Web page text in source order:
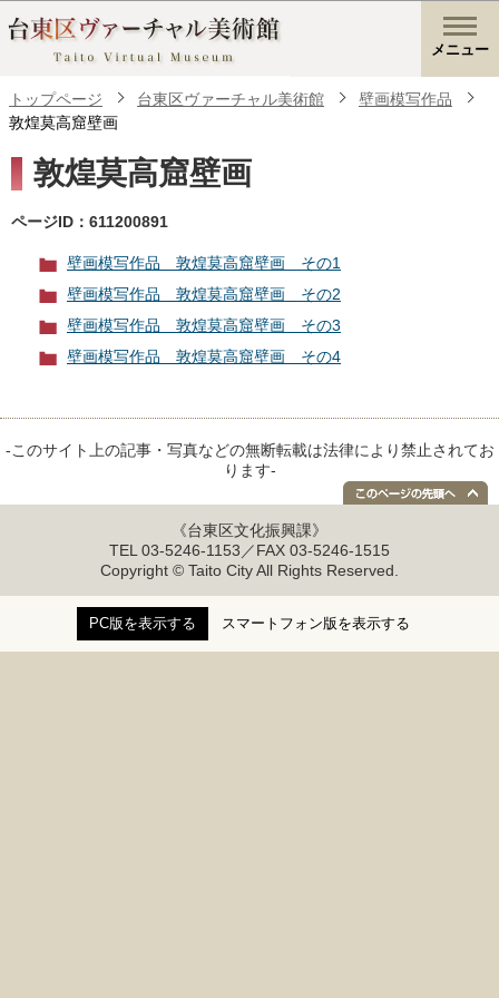
メニュー
トップページ 台東区ヴァーチャル美術館
壁画模写作品
敦煌莫高窟壁画
敦煌莫高窟壁画
ページID：611200891
壁画模写作品 敦煌莫高窟壁画 その1
壁画模写作品 敦煌莫高窟壁画 その2
壁画模写作品 敦煌莫高窟壁画 その3
壁画模写作品 敦煌莫高窟壁画 その4
-このサイト上の記事・写真などの無断転載は法律により禁止されてお
ります-
《台東区文化振興課》
TEL 03-5246-1153／FAX 03-5246-1515
Copyright © Taito City All Rights Reserved.
PC版を表示する スマートフォン版を表示する